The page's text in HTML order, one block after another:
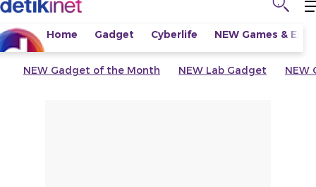
Home Gadget Cyberlife NEW Games &
NEW Gadget of the Month NEW Lab Gadget NEW